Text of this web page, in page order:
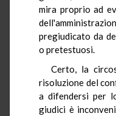
mira proprio ad
pregiudicato da
o pretestuosi.
Certo, la
risoluzione del
a difendersi per
giudici è